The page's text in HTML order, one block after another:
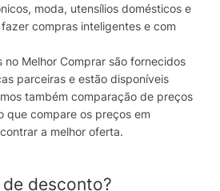
moda, utensílios domésticos e
compras inteligentes e com
Melhor Comprar são fornecidos
parceiras e estão disponíveis
também comparação de preços
que compare os preços em
a melhor oferta.
desconto?